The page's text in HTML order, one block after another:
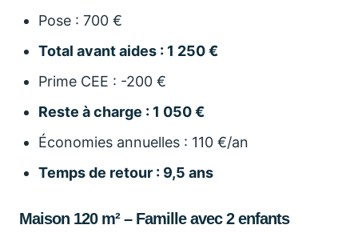
Pose : 700 €
Total avant aides : 1 250 €
Prime CEE : -200 €
Reste à charge : 1 050 €
Économies annuelles : 110 €/an
Temps de retour : 9,5 ans
Maison 120 m² – Famille avec 2 enfants